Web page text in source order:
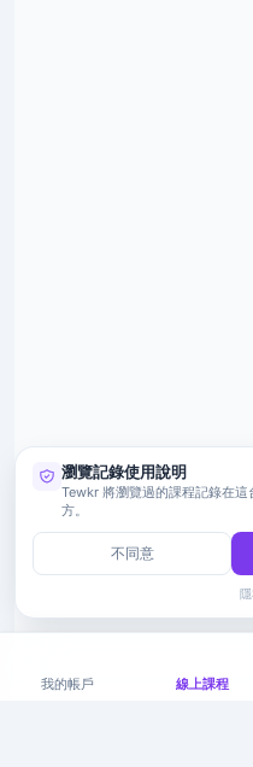
我的帳戶 線上課程
瀏覽記錄使用說明
Tewkr 將瀏覽過的課程記錄在
方。
不同意